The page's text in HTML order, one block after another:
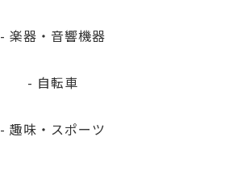
- 楽器・音響機器
- 自転車
- 趣味・スポーツ